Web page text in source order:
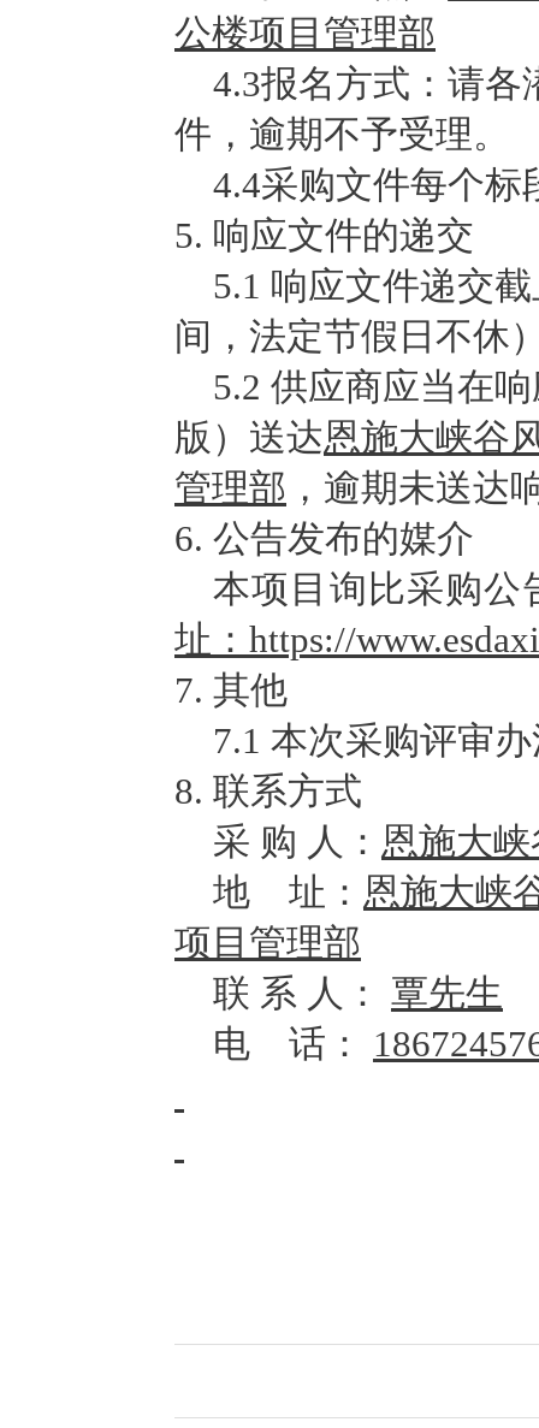
公楼项目管理部
4.3报名方式：请各
件，逾期不予受理。
4.4采购文件每个标
5. 响应文件的递交
5.1 响应文件递交
间，法定节假日不休
5.2 供应商应当在
版）送达恩施大峡谷
管理部 ，逾期未送达
6. 公告发布的媒介
本项目询比采购公
址： https://
7. 其他
7.1 本次采购评审
8. 联系方式
采 购 人： 恩施大
地
址： 恩施大峡
项目管理部
联 系 人： 覃先生
电
话：